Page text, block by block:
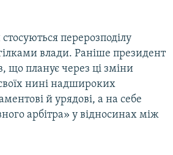
перерозподілу
влади. Раніше президент
що планує через ці зміни
нині надшироких
й урядові, а на себе
арбітра» у відносинах між